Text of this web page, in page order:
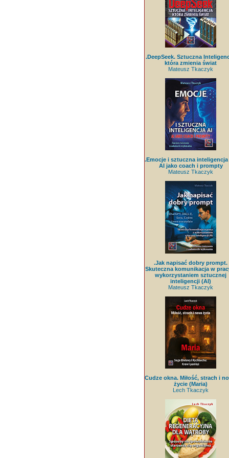
.DeepSeek. Sztuczna
która zmienia świat
Mateusz Tkaczyk
.Emocje i sztuczna inteligencja
AI jako coach i prompty
Mateusz Tkaczyk
.Jak napisać dobry prompt.
Skuteczna komunikacja w
wykorzystaniem sztucznej
inteligencji (AI)
Mateusz Tkaczyk
Cudze okna. Miłość, strach i
życie (Maria)
Lech Tkaczyk